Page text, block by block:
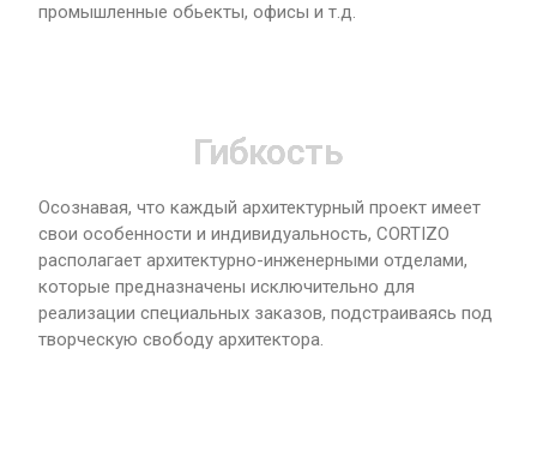
промышленные обьекты, офисы и т.д.
Гибкость
Осознавая, что каждый архитектурный проект имеет
свои особенности и индивидуальность, CORTIZO
располагает архитектурно-инженерными отделами,
которые предназначены исключительно для
реализации специальных заказов, подстраиваясь под
творческую свободу архитектора.